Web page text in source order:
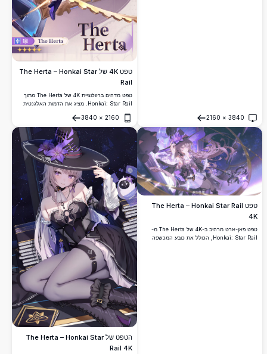
3840
×
2160
פתח
טפט 4K של The Herta – Honkai Star
Rail
טפט מדהים ברזולוציית 4K של The Herta מתוך
Honkai: Star Rail. מציג את הדמות האלגנטית
האייקונית בסגול ושחור, מוקפת במסגרות זהב
מפוארות.
2160
×
3840
פתח
טפט The Herta – Honkai Star Rail
4K
טפט פאן-ארט מרהיב ב-4K של The Herta מ-
Honkai: Star Rail, הכולל את כובע המכשפה
הטפט של The Herta – Honkai Star
Rail 4K